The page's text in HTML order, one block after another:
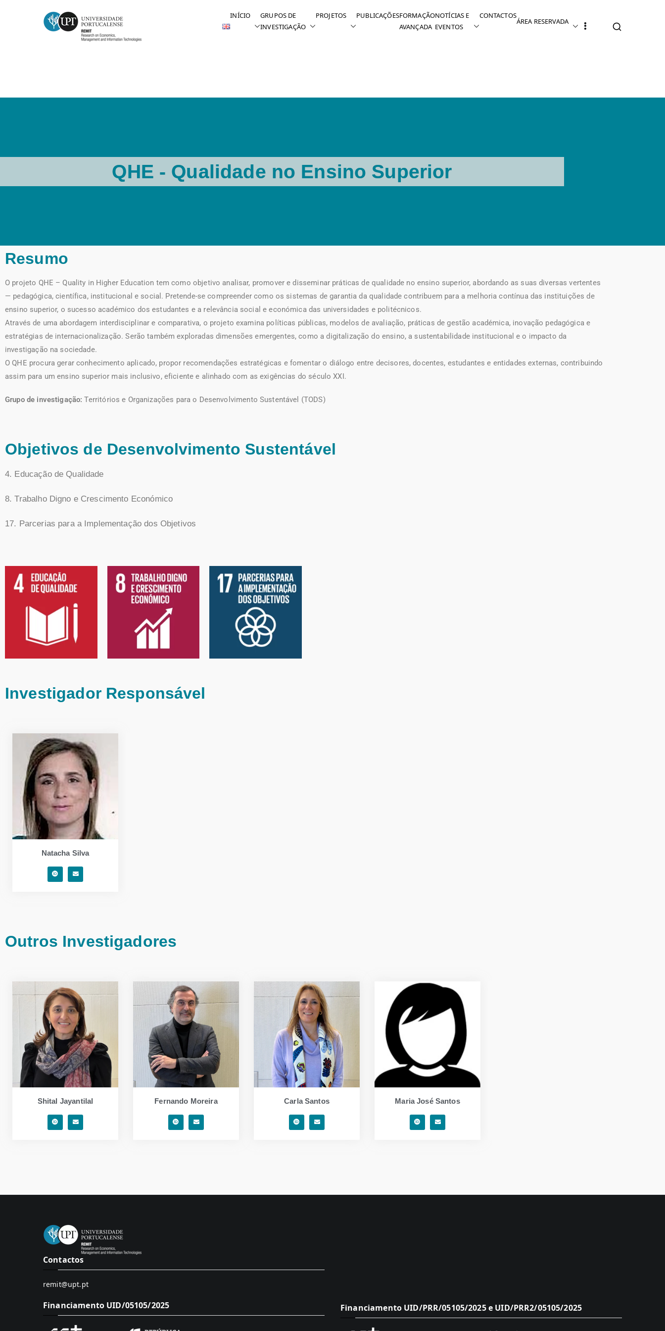
INÍCIO
GRUPOS DE
INVESTIGAÇÃO
PROJETOS PUBLICAÇÕESFORMAÇÃO
AVANÇADA
NOTÍCIAS E
EVENTOS
CONTACTOS
ÁREA RESERVADA
QHE - Qualidade no Ensino Superior
Resumo
O projeto QHE – Quality in Higher Education tem como objetivo analisar, promover e disseminar práticas de qualidade no ensino superior, abordando as suas diversas vertentes
— pedagógica, científica, institucional e social. Pretende-se compreender como os sistemas de garantia da qualidade contribuem para a melhoria contínua das instituições de
ensino superior, o sucesso académico dos estudantes e a relevância social e económica das universidades e politécnicos.
Através de uma abordagem interdisciplinar e comparativa, o projeto examina políticas públicas, modelos de avaliação, práticas de gestão académica, inovação pedagógica e
estratégias de internacionalização. Serão também exploradas dimensões emergentes, como a digitalização do ensino, a sustentabilidade institucional e o impacto da
investigação na sociedade.
O QHE procura gerar conhecimento aplicado, propor recomendações estratégicas e fomentar o diálogo entre decisores, docentes, estudantes e entidades externas, contribuindo
assim para um ensino superior mais inclusivo, eficiente e alinhado com as exigências do século XXI.
Grupo de investigação: Territórios e Organizações para o Desenvolvimento Sustentável (TODS)
Objetivos de Desenvolvimento Sustentável
4. Educação de Qualidade
8. Trabalho Digno e Crescimento Económico
17. Parcerias para a Implementação dos Objetivos
Investigador Responsável
Natacha Silva
Outros Investigadores
Shital Jayantilal Fernando Moreira Carla Santos Maria José Santos
Contactos
remit@upt.pt
Financiamento UID/05105/2025 Financiamento UID/PRR/05105/2025 e UID/PRR2/05105/2025